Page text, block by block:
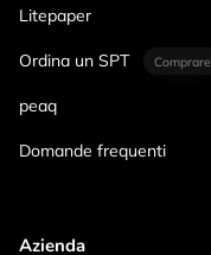
Litepaper
Ordina un SPT Comprare
peaq
Domande frequenti
Azienda